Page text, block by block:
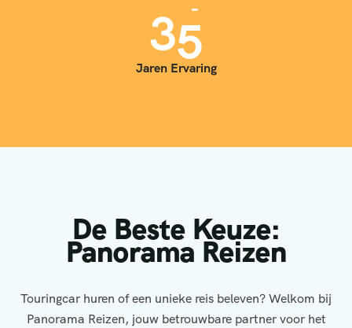
35
Jaren Ervaring
De Beste Keuze:
Panorama Reizen
Touringcar huren of een unieke reis beleven? Welkom bij
Panorama Reizen, jouw betrouwbare partner voor het